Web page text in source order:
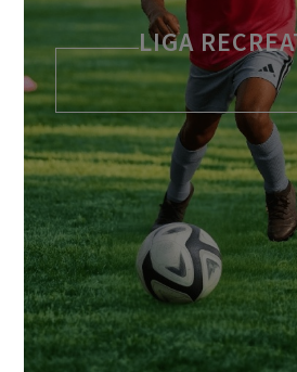
LIGA